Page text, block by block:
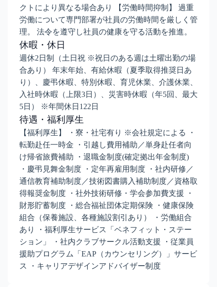
クトにより異なる場合あり 【労働時間抑制】 過重
労働について専門部署が社員の労働時間を厳しく管
理。 法令を遵守し社員の健康を守る活動を推進。
休暇・休日
週休2日制（土日祝 ※祝日のある週は土曜出勤の場
合あり） 年末年始、有給休暇（夏季取得推奨日あ
り）、慶弔休暇、特別休暇、育児休業、介護休業、
入社時休暇（上限3日）、災害時休暇（年5回、最大
5日） ※年間休日122日
待遇・福利厚生
【福利厚生】 ・寮・社宅有り ※会社規定による ・
転勤赴任一時金 ・引越し費用補助／単身赴任者向
け帰省旅費補助 ・退職金制度(確定拠出年金制度)
・慶弔見舞金制度 ・定年再雇用制度 ・社内研修／
通信教育補助制度／技術図書購入補助制度／資格取
得報奨金制度 ・社外技術研修・学会参加費支援 ・
財形貯蓄制度 ・総合福祉団体定期保険 ・健康保険
組合（保養施設、各種施設割引あり） ・労働組合
あり ・福利厚生サービス「ベネフィット・ステー
ション」 ・社内クラブサークル活動支援 ・従業員
援助プログラム「EAP（カウンセリング）」サービ
ス ・キャリアデザインアドバイザー制度